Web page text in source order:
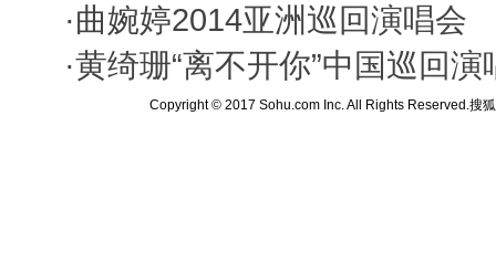
·曲婉婷2014亚洲巡回演唱会
·黄绮珊“离不开你”中国巡回演
Copyright © 2017 Sohu.com Inc. All Rights Reserved.搜